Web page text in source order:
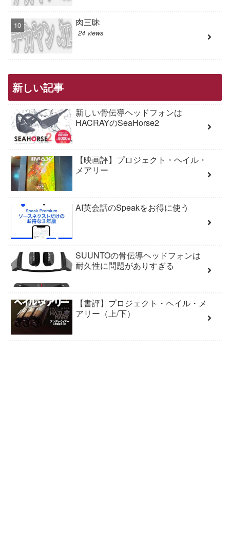
肉三昧
24 views
新しい記事
新しい骨伝導ヘッドフォンは
HACRAYのSeaHorse2
【映画評】プロジェクト・ヘイル・
メアリー
AI英会話のSpeakをお得に使う
SUUNTOの骨伝導ヘッドフォンは
耐久性に問題がありすぎる
【書評】プロジェクト・ヘイル・メ
アリー（上/下）